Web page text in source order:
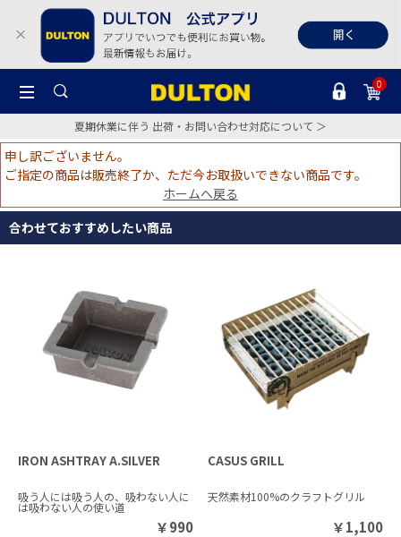
0
夏期休業に伴う 出荷・お問い合わせ対応について ＞
申し訳ございません。
ご指定の商品は販売終了か、ただ今お取扱いできない商品です。
ホームへ戻る
合わせておすすめしたい商品
IRON ASHTRAY A.SILVER
吸う人には吸う人の、吸わない人に
は吸わない人の使い道
￥990
CASUS GRILL
天然素材100%のクラフトグリル
￥1,100